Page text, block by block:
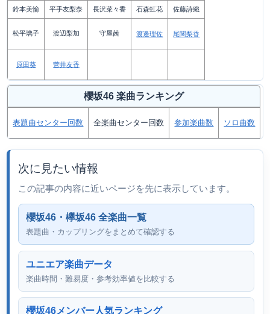
鈴本美愉 平手友梨奈 長沢菜々香 石森虹花 佐藤詩織
松平璃子 渡辺梨加 守屋茜 渡邉理佐 尾関梨香
原田葵 菅井友香
櫻坂46 楽曲ランキング
表題曲センター回数 全楽曲センター回数 参加楽曲数 ソロ曲数
次に見たい情報
この記事の内容に近いページを先に表示しています。
櫻坂46・欅坂46 全楽曲一覧
表題曲・カップリングをまとめて確認する
ユニエア楽曲データ
楽曲時間・難易度・参考効率値を比較する
櫻坂46メンバー人気ランキング